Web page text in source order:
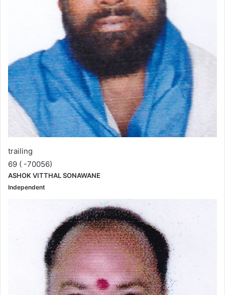
trailing
69 ( -70056)
ASHOK VITTHAL SONAWANE
Independent